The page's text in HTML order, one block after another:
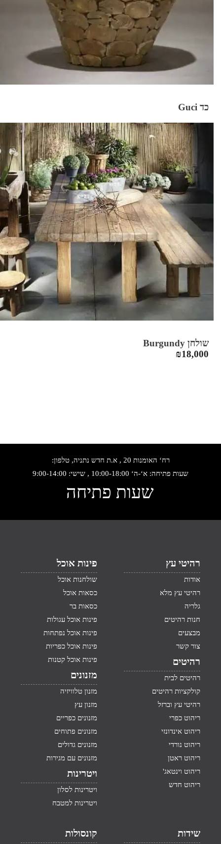
כד Guci
שולחן Burgundy
₪18,000
רח‘ האומנות 20 , א.ת חדש נתניה, טלפון:
שעות פתיחה: א‘-ה‘ 10:00-18:00 , שישי: 9:00-14:00
שעות פתיחה
רהיטי עץ
אודות
רהיטי עץ מלא
גלריה
חנות רהיטים
מבצעים
צור קשר
רהיטים
רהיטים לבית
קולקציות רהיטים
רהיטי עץ וברזל
ריהוט כפרי
ריהוט אינדונזי
ריהוט נורדי
ריהוט ראטן
ריהוט וינטאג'
ריהוט חדש
פינות אוכל
שולחנות אוכל
כסאות אוכל
כסאות בר
פינות אוכל עגולות
פינות אוכל נפתחות
פינות אוכל כפריות
פינות אוכל קטנות
מזנונים
מזנון טלוויזיה
מזנון עץ
מזנונים כפריים
מזנונים פתוחים
מזנונים גדולים
מזנונים עם מגירות
ויטרינות
ויטרינות לסלון
ויטרינות למטבח
שידות קונסולות